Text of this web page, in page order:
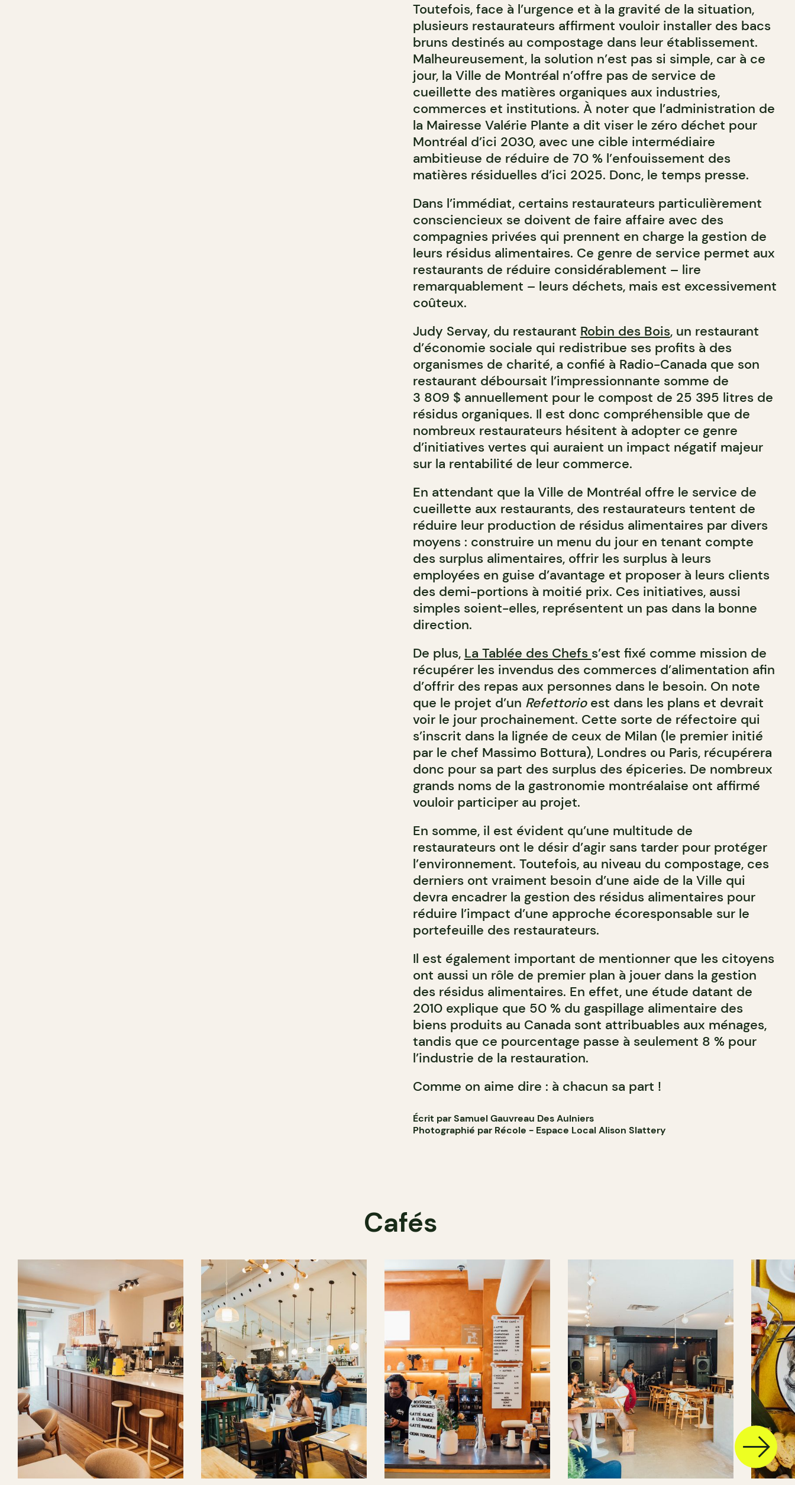
Toutefois, face à l’urgence et à la gravité de la situation,
plusieurs restaurateurs affirment vouloir installer des bacs
bruns destinés au compostage dans leur établissement.
Malheureusement, la solution n’est pas si simple, car à ce
jour, la Ville de Montréal n’offre pas de service de
cueillette des matières organiques aux industries,
commerces et institutions. À noter que l’administration de
la Mairesse Valérie Plante a dit viser le zéro déchet pour
Montréal d’ici 2030, avec une cible intermédiaire
ambitieuse de réduire de 70 % l’enfouissement des
matières résiduelles d’ici 2025. Donc, le temps presse.
Dans l’immédiat, certains restaurateurs particulièrement
consciencieux se doivent de faire affaire avec des
compagnies privées qui prennent en charge la gestion de
leurs résidus alimentaires. Ce genre de service permet aux
restaurants de réduire considérablement – lire
remarquablement – leurs déchets, mais est excessivement
coûteux.
Judy Servay, du restaurant Robin des Bois, un restaurant
d’économie sociale qui redistribue ses profits à des
organismes de charité, a confié à Radio-Canada que son
restaurant déboursait l’impressionnante somme de
3 809 $ annuellement pour le compost de 25 395 litres de
résidus organiques. Il est donc compréhensible que de
nombreux restaurateurs hésitent à adopter ce genre
d’initiatives vertes qui auraient un impact négatif majeur
sur la rentabilité de leur commerce.
En attendant que la Ville de Montréal offre le service de
cueillette aux restaurants, des restaurateurs tentent de
réduire leur production de résidus alimentaires par divers
moyens : construire un menu du jour en tenant compte
des surplus alimentaires, offrir les surplus à leurs
employées en guise d’avantage et proposer à leurs clients
des demi-portions à moitié prix. Ces initiatives, aussi
simples soient-elles, représentent un pas dans la bonne
direction.
De plus, La Tablée des Chefs s’est fixé comme mission de
récupérer les invendus des commerces d’alimentation afin
d’offrir des repas aux personnes dans le besoin. On note
que le projet d’un Refettorio est dans les plans et devrait
voir le jour prochainement. Cette sorte de réfectoire qui
s’inscrit dans la lignée de ceux de Milan (le premier initié
par le chef Massimo Bottura), Londres ou Paris, récupérera
donc pour sa part des surplus des épiceries. De nombreux
grands noms de la gastronomie montréalaise ont affirmé
vouloir participer au projet.
En somme, il est évident qu’une multitude de
restaurateurs ont le désir d’agir sans tarder pour protéger
l’environnement. Toutefois, au niveau du compostage, ces
derniers ont vraiment besoin d’une aide de la Ville qui
devra encadrer la gestion des résidus alimentaires pour
réduire l’impact d’une approche écoresponsable sur le
portefeuille des restaurateurs.
Il est également important de mentionner que les citoyens
ont aussi un rôle de premier plan à jouer dans la gestion
des résidus alimentaires. En effet, une étude datant de
2010 explique que 50 % du gaspillage alimentaire des
biens produits au Canada sont attribuables aux ménages,
tandis que ce pourcentage passe à seulement 8 % pour
l’industrie de la restauration.
Comme on aime dire : à chacun sa part !
Écrit par Samuel Gauvreau Des Aulniers
Photographié par Récole - Espace Local Alison Slattery
Cafés